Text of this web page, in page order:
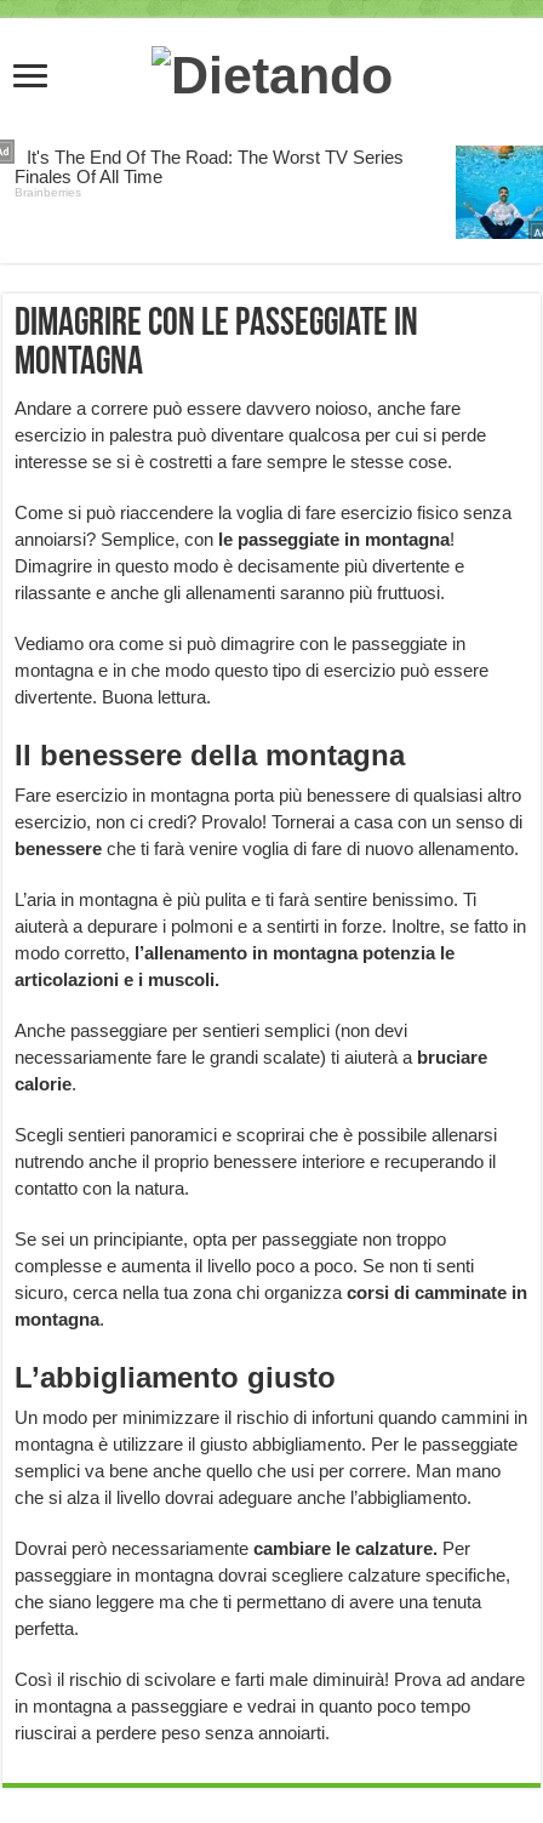
Dimagrire con le passeggiate in
montagna
Andare a correre può essere davvero noioso, anche fare
esercizio in palestra può diventare qualcosa per cui si perde
interesse se si è costretti a fare sempre le stesse cose.
Come si può riaccendere la voglia di fare esercizio fisico senza
annoiarsi? Semplice, con le passeggiate in montagna!
Dimagrire in questo modo è decisamente più divertente e
rilassante e anche gli allenamenti saranno più fruttuosi.
Vediamo ora come si può dimagrire con le passeggiate in
montagna e in che modo questo tipo di esercizio può essere
divertente. Buona lettura.
Il benessere della montagna
Fare esercizio in montagna porta più benessere di qualsiasi altro
esercizio, non ci credi? Provalo! Tornerai a casa con un senso di
benessere che ti farà venire voglia di fare di nuovo allenamento.
L’aria in montagna è più pulita e ti farà sentire benissimo. Ti
aiuterà a depurare i polmoni e a sentirti in forze. Inoltre, se fatto in
modo corretto, l’allenamento in montagna potenzia le
articolazioni e i muscoli.
Anche passeggiare per sentieri semplici (non devi
necessariamente fare le grandi scalate) ti aiuterà a bruciare
calorie.
Scegli sentieri panoramici e scoprirai che è possibile allenarsi
nutrendo anche il proprio benessere interiore e recuperando il
contatto con la natura.
Se sei un principiante, opta per passeggiate non troppo
complesse e aumenta il livello poco a poco. Se non ti senti
sicuro, cerca nella tua zona chi organizzacorsi di camminate in
montagna.
L’abbigliamento giusto
Un modo per minimizzare il rischio di infortuni quando cammini in
montagna è utilizzare il giusto abbigliamento. Per le passeggiate
semplici va bene anche quello che usi per correre. Man mano
che si alza il livello dovrai adeguare anche l’abbigliamento.
Dovrai però necessariamentecambiare le calzature. Per
passeggiare in montagna dovrai scegliere calzature specifiche,
che siano leggere ma che ti permettano di avere una tenuta
perfetta.
Così il rischio di scivolare e farti male diminuirà! Prova ad andare
in montagna a passeggiare e vedrai in quanto poco tempo
riuscirai a perdere peso senza annoiarti.